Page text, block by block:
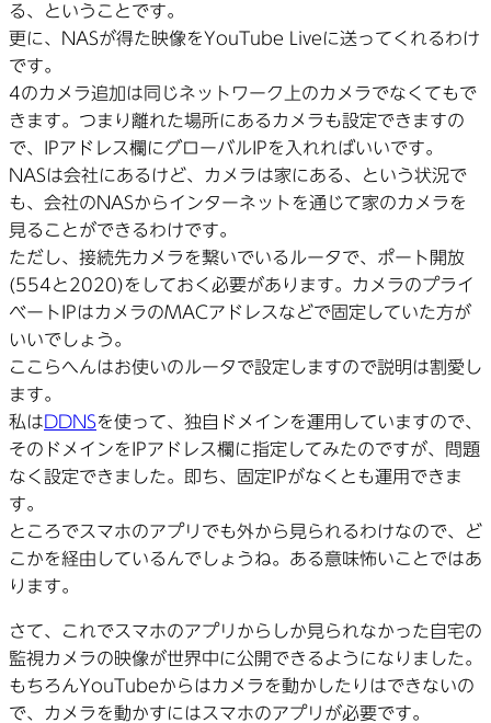
る、ということです。
更に、NASが得た映像をYouTube Liveに送ってくれるわけ
です。
4のカメラ追加は同じネットワーク上のカメラでなくてもで
きます。つまり離れた場所にあるカメラも設定できますの
で、IPアドレス欄にグローバルIPを入れればいいです。
NASは会社にあるけど、カメラは家にある、という状況で
も、会社のNASからインターネットを通じて家のカメラを
見ることができるわけです。
ただし、接続先カメラを繋いでいるルータで、ポート開放
(554と2020)をしておく必要があります。カメラのプライ
ベートIPはカメラのMACアドレスなどで固定していた方が
いいでしょう。
ここらへんはお使いのルータで設定しますので説明は割愛し
ます。
私はDDNSを使って、独自ドメインを運用していますので、
そのドメインをIPアドレス欄に指定してみたのですが、問題
なく設定できました。即ち、固定IPがなくとも運用できま
す。
ところでスマホのアプリでも外から見られるわけなので、ど
こかを経由しているんでしょうね。ある意味怖いことではあ
ります。
さて、これでスマホのアプリからしか見られなかった自宅の
監視カメラの映像が世界中に公開できるようになりました。
もちろんYouTubeからはカメラを動かしたりはできないの
で、カメラを動かすにはスマホのアプリが必要です。